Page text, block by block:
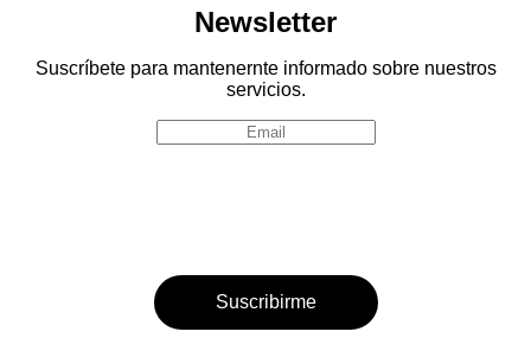
Newsletter
Suscríbete para mantenernte informado sobre nuestros
servicios.